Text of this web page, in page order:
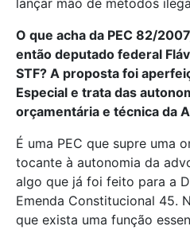
lançar mão de métodos
O que acha da PEC 82/
então deputado federal
STF? A proposta foi
Especial e trata das
orçamentária e técnica da
É uma PEC que supre uma
tocante à autonomia da
algo que já foi feito para a
Emenda Constitucional 45.
que exista uma função